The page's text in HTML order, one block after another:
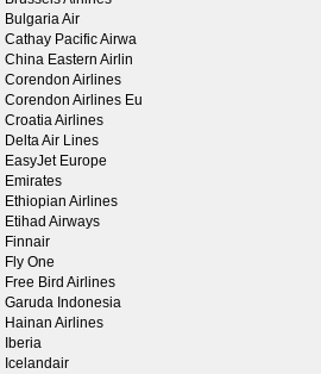
Bulgaria Air
Cathay Pacific Airwa
China Eastern Airlin
Corendon Airlines
Corendon Airlines Eu
Croatia Airlines
Delta Air Lines
EasyJet Europe
Emirates
Ethiopian Airlines
Etihad Airways
Finnair
Fly One
Free Bird Airlines
Garuda Indonesia
Hainan Airlines
Iberia
Icelandair